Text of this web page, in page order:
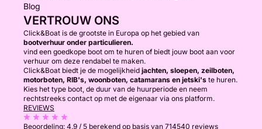
Blog
VERTROUW ONS
Click&Boat is de grootste in Europa op het gebied van
bootverhuur onder particulieren.
vind een goedkope boot om te huren of biedt jouw boot aan voor
verhuur om deze rendabel te maken.
Click&Boat biedt je de mogelijkheid jachten, sloepen, zeilboten,
motorboten, RIB's, woonboten, catamarans en jetski's te huren.
Kies het type boot, de duur van de huurperiode en neem
rechtstreeks contact op met de eigenaar via ons platform.
REVIEWS
Beoordeling: 4.9 / 5 berekend op basis van 714540 reviews